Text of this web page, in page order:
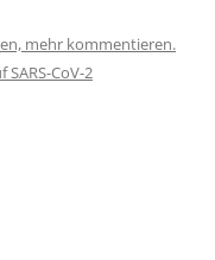
mehr kommentieren.
CoV-2